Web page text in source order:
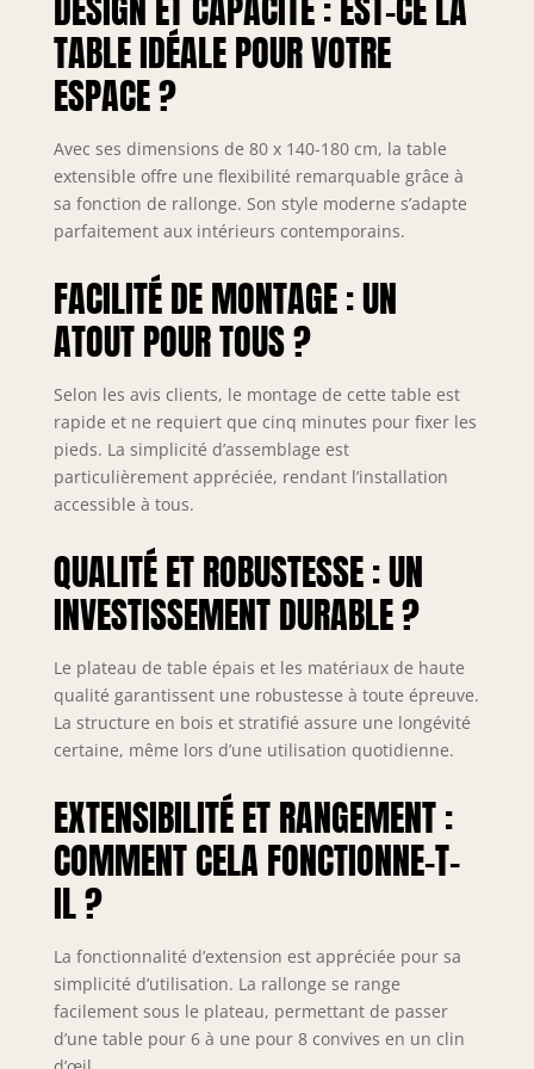
table, il suffit de
tirer la table sur le
côté comme
extensible à partir
du milieu, ce qui
est si facile et
sans effort
TABLE IDÉALE POUR VOTRE
ESPACE ?
Avec ses dimensions de 80 x 140-180 cm, la table
extensible offre une flexibilité remarquable grâce à
sa fonction de rallonge. Son style moderne s’adapte
parfaitement aux intérieurs contemporains.
FACILITÉ DE MONTAGE : UN
ATOUT POUR TOUS ?
Selon les avis clients, le montage de cette table est
rapide et ne requiert que cinq minutes pour fixer les
pieds. La simplicité d’assemblage est
particulièrement appréciée, rendant l’installation
accessible à tous.
QUALITÉ ET ROBUSTESSE : UN
INVESTISSEMENT DURABLE ?
Le plateau de table épais et les matériaux de haute
qualité garantissent une robustesse à toute épreuve.
La structure en bois et stratifié assure une longévité
certaine, même lors d’une utilisation quotidienne.
EXTENSIBILITÉ ET RANGEMENT :
COMMENT CELA FONCTIONNE-T-
IL ?
La fonctionnalité d’extension est appréciée pour sa
simplicité d’utilisation. La rallonge se range
facilement sous le plateau, permettant de passer
d’une table pour 6 à une pour 8 convives en un clin